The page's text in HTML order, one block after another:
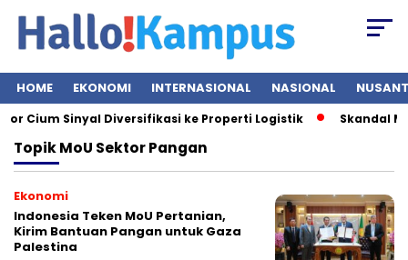
HOME EKONOMI INTERNASIONAL NASIONAL
Cium Sinyal Diversifikasi ke Properti Logistik Skandal
TopikMoU Sektor Pangan
Ekonomi
Indonesia Teken MoU Pertanian,
Kirim Bantuan Pangan untuk Gaza
Palestina